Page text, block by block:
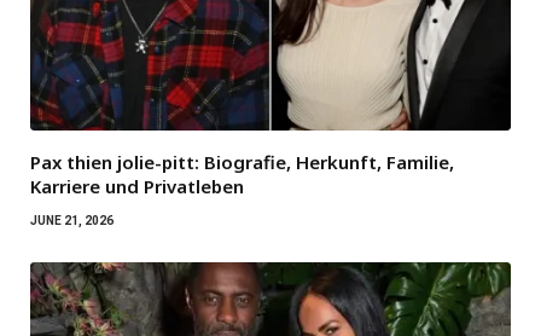
Pax thien jolie-pitt: Biografie, Herkunft, Familie,
Karriere und Privatleben
JUNE 21, 2026